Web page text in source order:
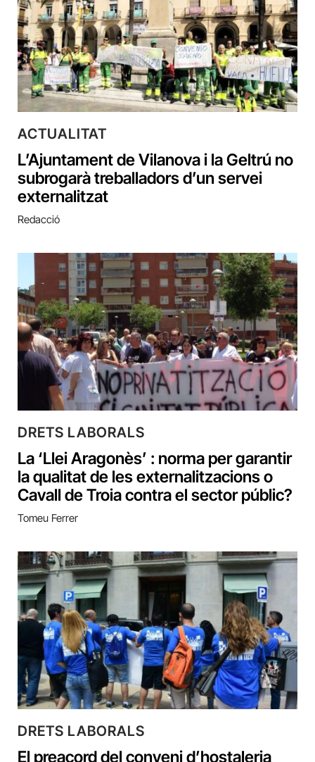
ACTUALITAT
L’Ajuntament de Vilanova i la Geltrú no
subrogarà treballadors d’un servei
externalitzat
Redacció
DRETS LABORALS
La ‘Llei Aragonès’ : norma per garantir
la qualitat de les externalitzacions o
Cavall de Troia contra el sector públic?
Tomeu Ferrer
DRETS LABORALS
El preacord del conveni d’hostaleria